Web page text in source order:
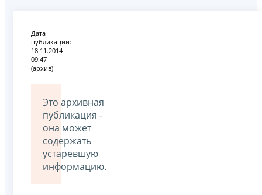
Дата
публикации:
18.11.2014
09:47
(архив)
Это архивная
публикация -
она может
содержать
устаревшую
информацию.